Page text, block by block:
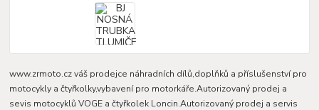
www.zrmoto.cz váš prodejce náhradních dílů,doplňků a příslušenství pro
motocykly a čtyřkolky,vybavení pro motorkáře.Autorizovaný prodej a
sevis motocyklů VOGE a čtyřkolek Loncin.Autorizovaný prodej a servis